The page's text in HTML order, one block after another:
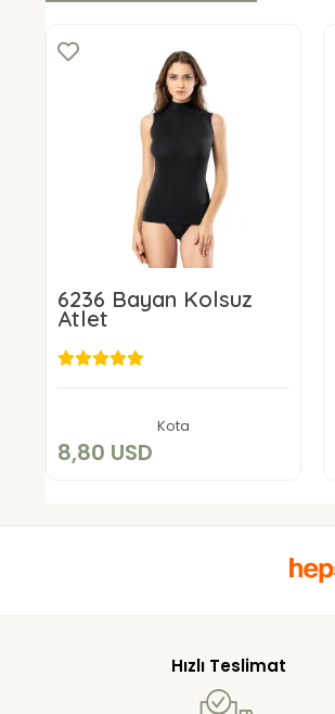
6236 Bayan Kolsuz
Atlet
Kota
8,80 USD
Sepete Ekle
Hızlı Teslimat